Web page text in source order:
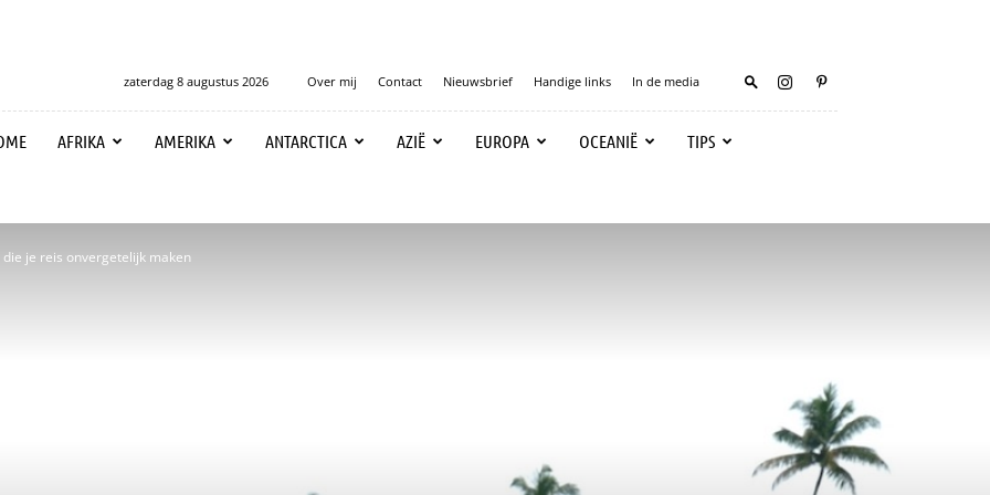
zaterdag 8 augustus 2026 Over mij Contact Nieuwsbrief Handige links In de media
AFRIKA AMERIKA ANTARCTICA AZIË EUROPA OCEANIË TIPS
je reis onvergetelijk maken